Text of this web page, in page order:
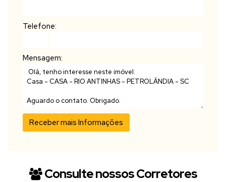
Telefone:
Mensagem:
Consulte nossos Corretores